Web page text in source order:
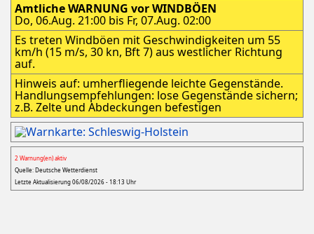
Amtliche WARNUNG vor WINDBÖEN
Do, 06.Aug. 21:00 bis Fr, 07.Aug. 02:00
Es treten Windböen mit Geschwindigkeiten um 55
km/h (15 m/s, 30 kn, Bft 7) aus westlicher Richtung
auf.
Hinweis auf: umherfliegende leichte Gegenstände.
Handlungsempfehlungen: lose Gegenstände sichern;
z.B. Zelte und Abdeckungen befestigen
2 Warnung(en) aktiv
Quelle: Deutsche Wetterdienst
Letzte Aktualisierung 06/08/2026 - 18:13 Uhr